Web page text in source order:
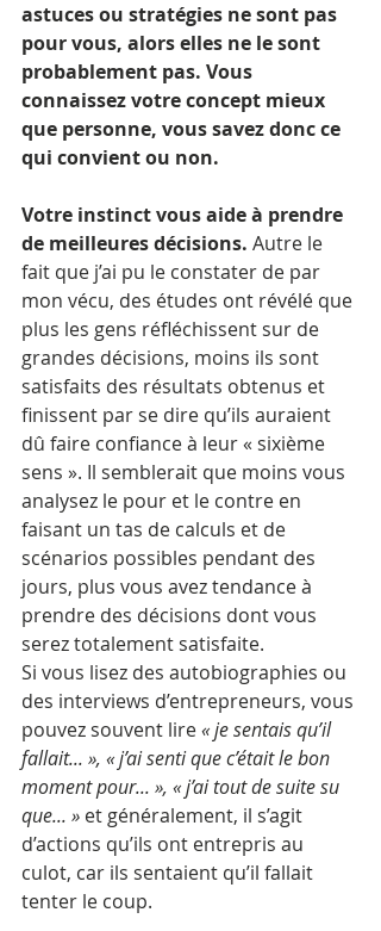
astuces ou stratégies ne sont pas
pour vous, alors elles ne le sont
probablement pas. Vous
connaissez votre concept mieux
que personne, vous savez donc ce
qui convient ou non.
Votre instinct vous aide à prendre
de meilleures décisions. Autre le
fait que j’ai pu le constater de par
mon vécu, des études ont révélé que
plus les gens réfléchissent sur de
grandes décisions, moins ils sont
satisfaits des résultats obtenus et
finissent par se dire qu’ils auraient
dû faire confiance à leur « sixième
sens ». Il semblerait que moins vous
analysez le pour et le contre en
faisant un tas de calculs et de
scénarios possibles pendant des
jours, plus vous avez tendance à
prendre des décisions dont vous
serez totalement satisfaite.
Si vous lisez des autobiographies ou
des interviews d’entrepreneurs, vous
pouvez souvent lire « je sentais qu’il
fallait... », « j’ai senti que c’était le bon
moment pour... », « j’ai tout de suite su
que... » et généralement, il s’agit
d’actions qu’ils ont entrepris au
culot, car ils sentaient qu’il fallait
tenter le coup.